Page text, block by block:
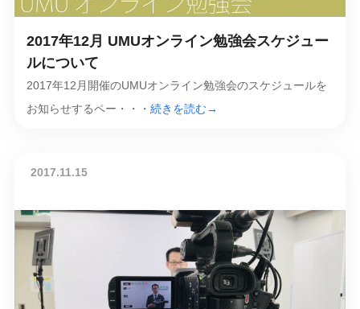
2017年12月 UMUオンライン勉強会スケジュー
ルについて
2017年12月開催のUMUオンライン勉強会のスケジュールを
お知らせするペー・・・ 続きを読む→
2017.11.15